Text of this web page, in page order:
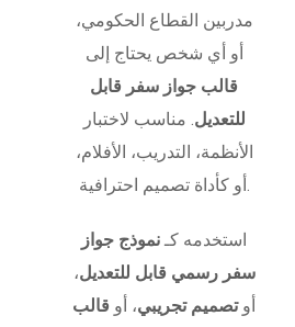
مدربين القطاع الحكومي،
أو أي شخص يحتاج إلى
قالب جواز سفر قابل
للتعديل. مناسب لاختبار
الأنظمة، التدريب، الأفلام،
أو كأداة تصميم احترافية.
استخدمه كـنموذج جواز
سفر رسمي قابل للتعديل،
أوتصميم تجريبي، أو قالب